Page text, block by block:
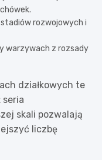
rozwojowych i
warzywach z rozsady
działkowych te
skali pozwalają
liczbę